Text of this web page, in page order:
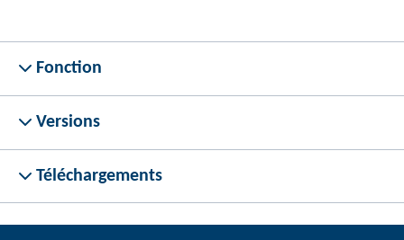
Fonction
Versions
Téléchargements